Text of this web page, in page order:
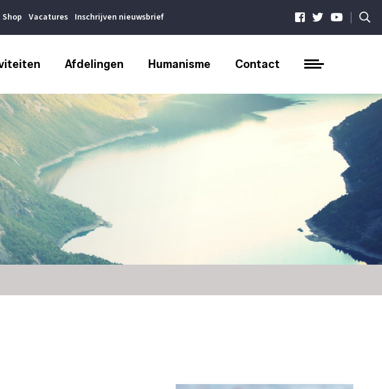
Shop Vacatures Inschrijven nieuwsbrief |
Afdelingen Humanisme Contact